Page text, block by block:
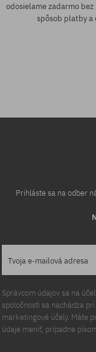
odosielame zadarmo
spôsob platby a
Prihláste sa na odber
Tvoja e-mailová adresa
Správcom údajov sa na
spoločnosti sa nachádza
marketingové účely. Máte
údaje meniť, prípadne